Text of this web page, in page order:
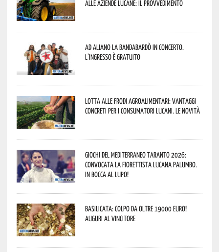
alle aziende lucane: il provvedimento
Ad Aliano la Bandabardò in concerto.
L’ingresso è gratuito
Lotta alle frodi agroalimentari: vantaggi
concreti per i consumatori lucani. Le novità
Giochi del Mediterraneo Taranto 2026:
convocata la fiorettista lucana Palumbo.
In bocca al lupo!
Basilicata: colpo da oltre 19000 Euro!
Auguri al vincitore